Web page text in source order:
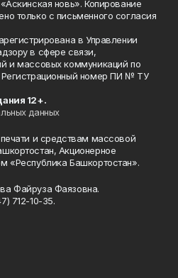
новь». Копирование
только с письменного согласия
в Управлении
в сфере связи,
и массовых коммуникаций по
Регистрационный номер ПИ № ТУ
12+.
данных
печати и средствам массовой
Акционерное
«Республика Башкортостан».
Файруза Фаязовна.
712-10-35.